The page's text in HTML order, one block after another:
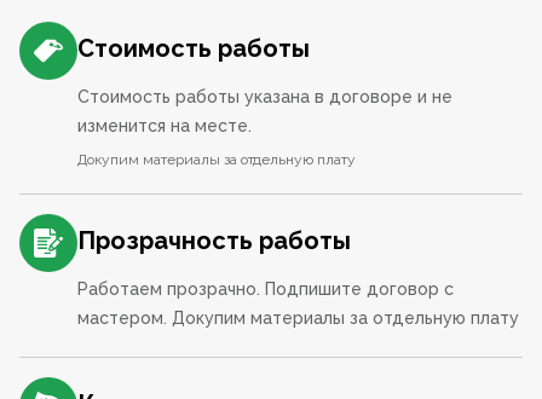
Стоимость работы
Стоимость работы указана в договоре и не
изменится на месте.
Докупим материалы за отдельную плату
Прозрачность работы
Работаем прозрачно. Подпишите договор с
мастером. Докупим материалы за отдельную плату